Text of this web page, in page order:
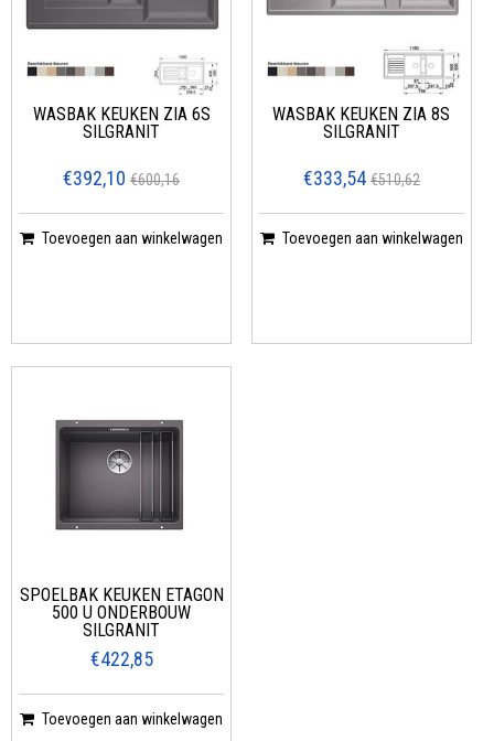
WASBAK KEUKEN ZIA 6S
SILGRANIT
€392,10 €600,16
Toevoegen aan winkelwagen
WASBAK KEUKEN ZIA 8S
SILGRANIT
€333,54 €510,62
Toevoegen aan winkelwagen
SPOELBAK KEUKEN ETAGON
500 U ONDERBOUW
SILGRANIT
€422,85
Toevoegen aan winkelwagen